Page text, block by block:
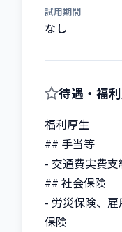
試用期間
なし
待遇・福
福利厚生
## 手当等
- 交通費実費支
## 社会保険
- 労災保険、
保険